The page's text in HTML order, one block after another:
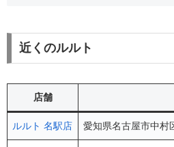
近くのルルト
店舗
ルルト 名駅店 愛知県名古屋市中村